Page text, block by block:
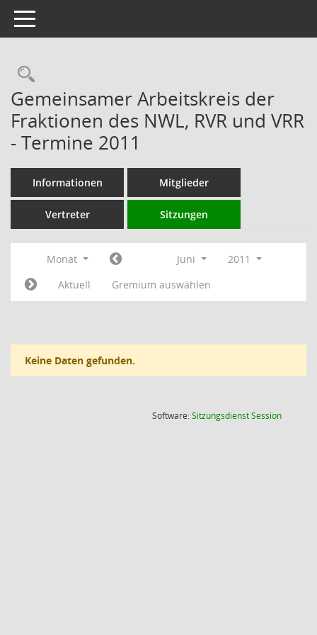
Toggle navigation
Rechercheauswahl
Gemeinsamer Arbeitskreis der
Fraktionen des NWL, RVR und VRR
- Termine 2011
Informationen Mitglieder
Vertreter Sitzungen
Monat Juni
2011
Aktuell
Gremium auswählen
Keine Daten gefunden.
Software:SitzungsdienstSession(Wird in